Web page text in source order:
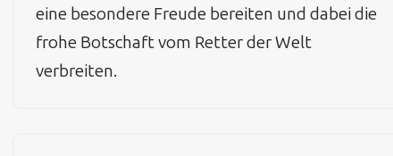
eine besondere Freude bereiten und dabei die
frohe Botschaft vom Retter der Welt
verbreiten.